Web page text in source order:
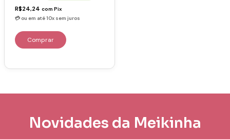
R$24,24 com Pix
Novidades da Meikinha